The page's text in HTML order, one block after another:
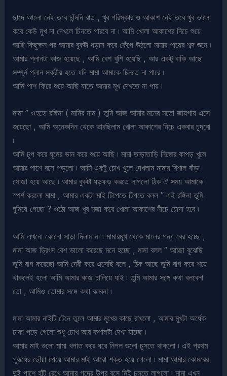
ছাদে আলো নেই তবে চাঁন্দনি রাত , খুব পরিস্কার ও আকাশ নেই তবে খুব ভালো
করে কেউ মুখ না দেখলে চিনতে পারবে না ৷ আমি খোলা আকাশের নিচে শুয়ে
আছি কিছুক্ষন পর আমার বুকটা ধড়াস করে কেঁপে উঠলো মামার পায়ের শব্দ শুনে ৷
আমার প্লানটা কাজ হয়েছে , আমি বেশ খুশি হয়েছি , আর একটু বাকি আছে
সম্পুর্ন প্লান সক্রীয় হতে যদি মামা আমাকে চিনতে না পারে ৷
আমি পাশ ফিরে শুয়ে আছি যাতে আমার মূখ দেখতে না পায় ৷
মামা ” ওহহো রঙ্গিনা ( মামির নাম ) তুমি আজ আমার মনের মতো জায়গায় এসে
শুয়েছো , আমি অনেকদিন থেকে ভাবছিলাম খোলা আকাশের নিচে একবার চুদবো
৷
আমি চুপ করে ঘূমের ভান করে শুয়ে আছি ৷ মামা তাড়াতাড়ি নিজের কাপড় খুলে
আমার পাশে বসে পড়লো ৷ আমি একটু চোখ খুলে দেখলাম মামার বিশাল বাঁড়া
সোজা হয়ে আছে ৷ আমার বুকটা ধড়ফড় করতে লাগলো ঠিক ঐ সময় আমাকে
স্পর্শ করলো মামা , আমার একটা মাই টিপেতে টিপতে বলল ” এই রঙ্গিনা তুমি
ঘুমিয়ে গেছো ? ওঠো আজ খুব মজা করে খোলা আকাশের নীচে চোদা হবে ৷
আমি এখনো কোনো সাড়া দিলাম না ৷ মামারমূখ থেকে মালের গন্ধ বের হচ্ছে ,
মামা আজ ড্রিংস বেশ ভালো করেছে মনে হচ্ছে , মামা বলল ” আচ্ছা বূঝেছি
তুমি রাগ করেছো আমি দেরী করে এসেছি বলে , ঠিক আছে তুমি রাগ করে শয়ে
থাকলেই হলো আমি আমার কাজ চালিয়ে যাই ৷ তূমি আমার সঙ্গে কথা বলবেনা
তো , আমিও তোমার সঙ্গে কথা বলবনা ৷
মামা আমার নাইটি টেনে তুলে আমার মূখের কাছে রাখলো , আমার মূখটা অর্ধেক
ঢাকা পড়ে গেলো শুধু চোখ আর কপালটা দেখা যাচ্ছে ৷
আমার মাই গুলো মামা খপাত করে ধরে নিপল গুলো চুসতে থাকলো ৷ এই প্রথম
পূরূষের ছোঁয়া পেয়ে আমার মাই আরো শক্ত হয়ে গেলো ৷ মামা আমার কোমরের
দুই পাশে হাঁটু রেখে আমার গূদের ঊপর বসে মিই চূসতে লাগলো ৷ মামা এখন